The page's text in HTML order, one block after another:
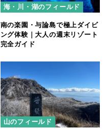
海・川・湖のフィールド
南の楽園・与論島で極上ダイビ
ング体験｜大人の週末リゾート
完全ガイド
山のフィールド